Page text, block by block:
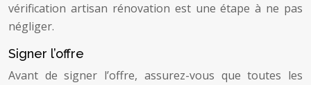
vérification artisan rénovation est une étape à ne pas
négliger.
Signer l’offre
Avant de signer l’offre, assurez-vous que toutes les